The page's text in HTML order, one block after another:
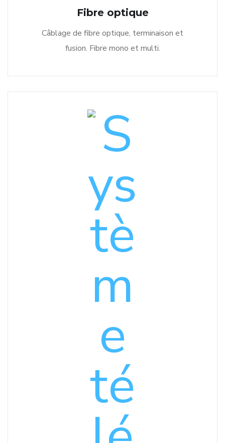
Fibre optique
Câblage de fibre optique, terminaison et
fusion. Fibre mono et multi.